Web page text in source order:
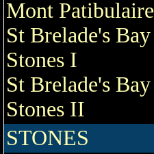
Mont Patibulaire
St Brelade's Bay
Stones I
St Brelade's Bay
Stones II
STONES